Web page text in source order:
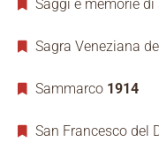
Saggi e memorie di
Sagra Veneziana
Sammarco 1914
San Francesco del